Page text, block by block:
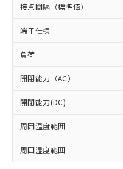
接点間隔（標準値）
端子仕様
負荷
開閉能力（AC）
開閉能力(DC)
周囲温度範囲
周囲湿度範囲